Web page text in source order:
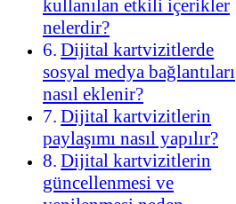
kullanılan etkili içerikler
nelerdir?
Dijital kartvizitlerde
sosyal medya bağlantıları
nasıl eklenir?
Dijital kartvizitlerin
paylaşımı nasıl yapılır?
Dijital kartvizitlerin
güncellenmesi ve